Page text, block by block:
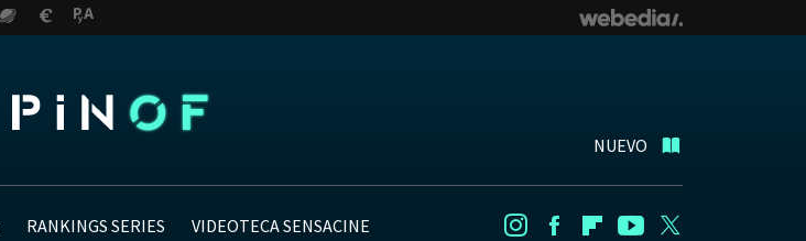
NUEVO
RANKINGS SERIES VIDEOTECA SENSACINE InstagramFacebookFlipboard
Youtube